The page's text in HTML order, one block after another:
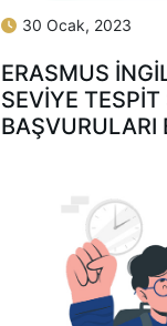
30 Ocak, 2023
ERASMUS
SEVIYE
BAŞVURULARI